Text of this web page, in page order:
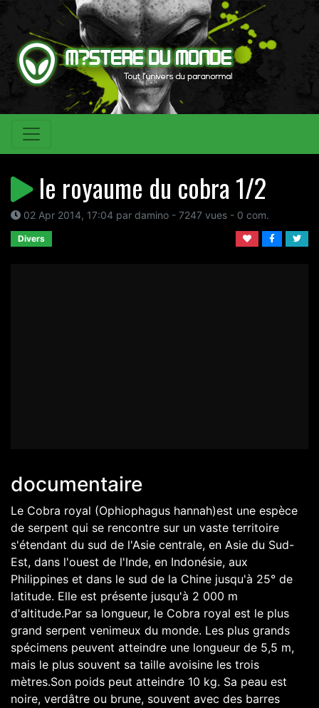
le royaume du cobra 1/2
02 Apr 2014, 17:04 par damino - 7247 vues - 0 com.
Divers
documentaire
Le Cobra royal (Ophiophagus hannah)est une espèce
de serpent qui se rencontre sur un vaste territoire
s'étendant du sud de l'Asie centrale, en Asie du Sud-
Est, dans l'ouest de l'Inde, en Indonésie, aux
Philippines et dans le sud de la Chine jusqu'à 25° de
latitude. Elle est présente jusqu'à 2 000 m
d'altitude.Par sa longueur, le Cobra royal est le plus
grand serpent venimeux du monde. Les plus grands
spécimens peuvent atteindre une longueur de 5,5 m,
mais le plus souvent sa taille avoisine les trois
mètres.Son poids peut atteindre 10 kg. Sa peau est
noire, verdâtre ou brune, souvent avec des barres